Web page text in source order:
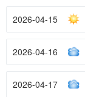
2026-04-15
2026-04-16
2026-04-17